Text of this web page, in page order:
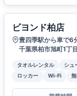
ビヨンド柏店
豊四季駅から車で6
千葉県柏市旭町1丁
タオルレンタル シュ
ロッカー
Wi-Fi